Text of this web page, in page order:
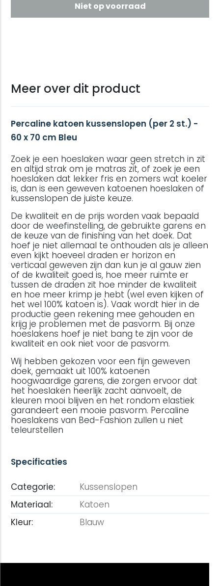
Niet op voorraad
Meer over dit product
Percaline katoen kussenslopen (per 2 st.) -
60 x 70 cm Bleu
Zoek je een hoeslaken waar geen stretch in zit
en altijd strak om je matras zit, of zoek je een
hoeslaken dat lekker fris en zomers wat koeler
is, dan is een geweven katoenen hoeslaken of
kussenslopen de juiste keuze.
De kwaliteit en de prijs worden vaak bepaald
door de weefinstelling, de gebruikte garens en
de keuze van de finishing van het doek. Dat
hoef je niet allemaal te onthouden als je alleen
even kijkt hoeveel draden er horizon en
verticaal geweven zijn dan kun je al gauw zien
of de kwaliteit goed is, hoe meer ruimte er
tussen de draden zit hoe minder de kwaliteit
en hoe meer krimp je hebt (wel even kijken of
het wel 100% katoen is). Vaak wordt hier in de
productie geen rekening mee gehouden en
krijg je problemen met de pasvorm. Bij onze
hoeslakens hoef je niet bang te zijn voor de
kwaliteit en ook niet voor de pasvorm.
Wij hebben gekozen voor een fijn geweven
doek, gemaakt uit 100% katoenen
hoogwaardige garens, die zorgen ervoor dat
het hoeslaken heerlijk zacht aanvoelt, de
kleuren mooi blijven en het rondom elastiek
garandeert een mooie pasvorm. Percaline
hoeslakens van Bed-Fashion zullen u niet
teleurstellen
Specificaties
Categorie:
Kussenslopen
Materiaal:
Katoen
Kleur:
Blauw